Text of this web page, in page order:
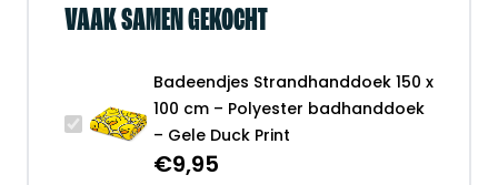
VAAK SAMEN GEKOCHT
Badeendjes Strandhanddoek 150 x
100 cm – Polyester badhanddoek
– Gele Duck Print
€9,95